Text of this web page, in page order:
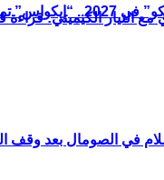
دون انتظار
التيار الكيميتي:
في الصومال بعد وقف